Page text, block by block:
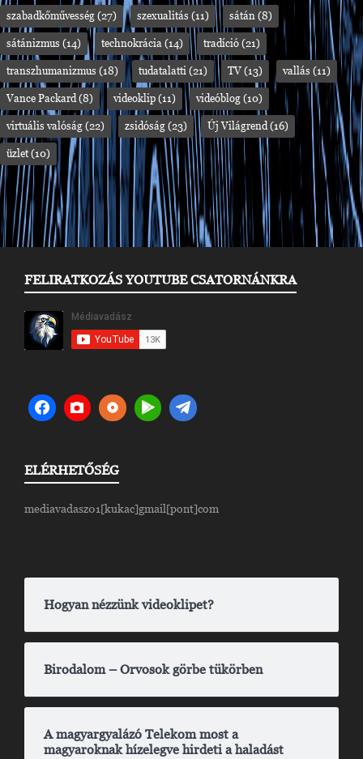
szabadkőművesség (27) szexualitás (11) sátán (8)
sátánizmus (14) technokrácia (14) tradíció (21)
transzhumanizmus (18) tudatalatti (21) TV (13) vallás (11)
Vance Packard(8) videoklip (11) videóblog (10)
virtuális valóság (22) zsidóság (23) Új Világrend(16)
üzlet(10)
FELIRATKOZÁS YOUTUBE CSATORNÁNKRA
ELÉRHETŐSÉG
mediavadasz01[kukac]gmail[pont]com
Hogyan nézzünk videoklipet?
Birodalom – Orvosok görbe tükörben
A magyargyalázó Telekom most a
magyaroknak hízelegve hirdeti a haladást